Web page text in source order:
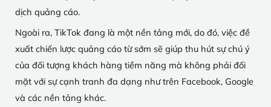
dịch quảng cáo.
Ngoài ra, TikTok đang là một nền tảng mới, do đó, việc đề
xuất chiến lược quảng cáo từ sớm sẽ giúp thu hút sự chú ý
của đối tượng khách hàng tiềm năng mà không phải đối
mặt với sự cạnh tranh đa dạng như trên Facebook, Google
và các nền tảng khác.